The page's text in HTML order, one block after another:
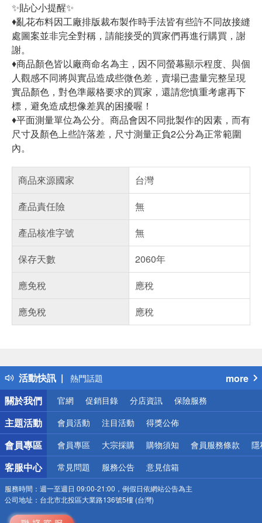
✨貼心小提醒✨
♦️亂花布料因工廠排版裁布製作時手法皆有些許不同故接縫
處圖案並非完全對稱，請能接受的買家們再進行購買，謝
謝。
♦️商品顏色皆以廠商命名為主，因不同螢幕顯示程度、與個
人觀感不同將與實品造成些微色差，賣場已盡量完整呈現
實品顏色，對色準嚴格要求的買家，還請您慎重考慮再下
標，避免造成想像差異的困擾喔！
♦️平面測量單位為公分。商品會因不同批製作的因素，而有
尺寸及顏色上些許落差，尺寸測量正負2公分為正常範圍
內。
商品來源國家
台灣
產品責任險
無
產品核准字號
無
保存天數
2060年
應免稅
應稅
應免稅
應稅
活動快訊
得獎公告
熱門話題
銀行優惠
偏遠地區配送
詐騙網頁！請小心！
more
關於我們
官網 促銷目錄 分店資訊 保險服務
主題活動 會員活動 注目活動 得獎公佈
會員專區 會員專區 大宗採購 購物須知 會員服務條款 隱
客服中心 常見問題 服務公告 意見信箱
服務時間： 週一至週日 09:00-21:00，例假日依網站公告為主
公司地址： 台北市北投區大業路136號5樓 (台灣)